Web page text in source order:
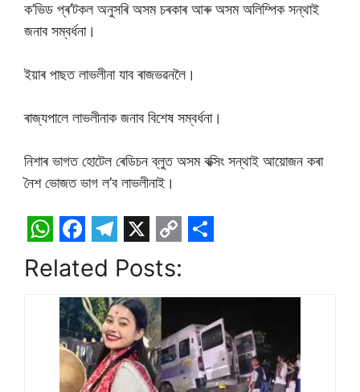
ক’ভিড প্ৰ’টকল অনুসৰি অসম চৰকাৰ আৰু অসম অলিম্পিক সন্থাই
জনাব সম্বৰ্ধনা।
ইয়াৰ পাছত লাভলীনা যাব ৰাজভৱনলৈ।
ৰাজ্যপালে লাভলীনাক জনাব বিশেষ সম্বৰ্ধনা।
নিশাৰ ভাগত হোটেল ৰেডিচন ব্লুত অসম বক্সিং সন্থাই আয়োজন কৰা
নৈশ ভোজত ভাগ ল’ব লাভলীনাই।
W
h
F
a
c
e
b
o
T
e
l
e
g
r
X
C
o
p
y
L
i
a
r
e
Related Posts: